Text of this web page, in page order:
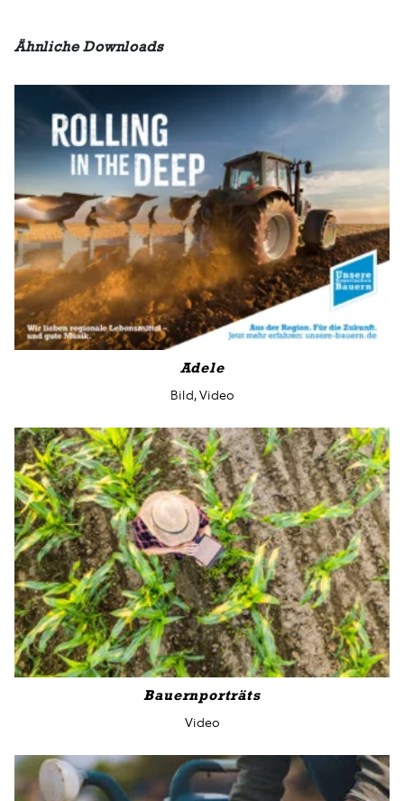
Ähnliche Downloads
Adele
Bild, Video
Bauernporträts
Video